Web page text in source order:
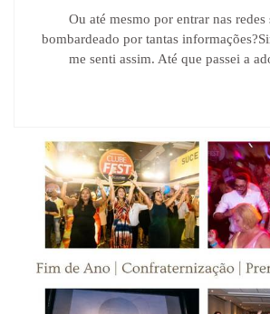
Ou até mesmo por entrar nas redes
bombardeado por tantas
me senti assim. Até que passei a